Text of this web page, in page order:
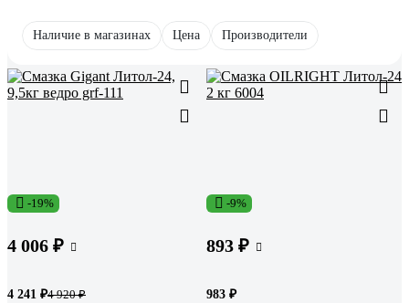
Наличие в магазинах Цена Производители
-19%
4 006 ₽
4 241 ₽4 920 ₽
-9%
893 ₽
983 ₽